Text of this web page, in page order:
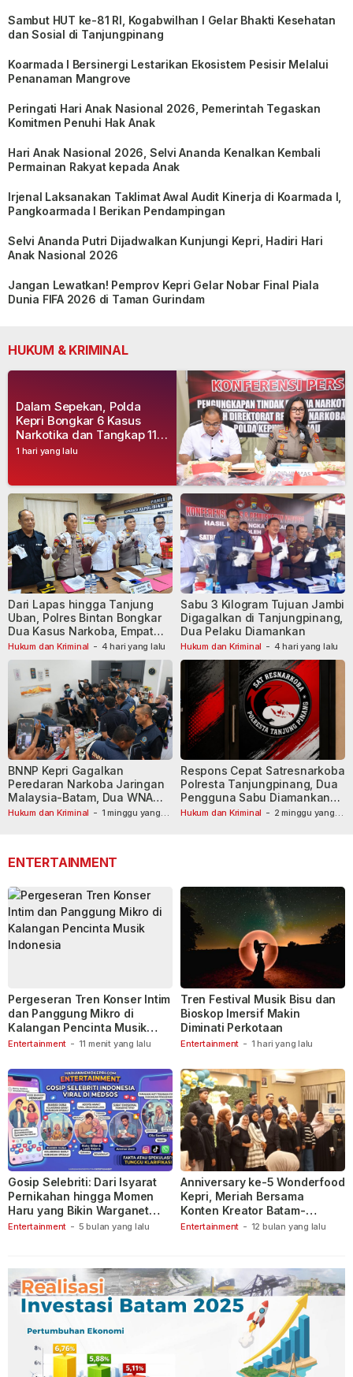
Sambut HUT ke-81 RI, Kogabwilhan I Gelar Bhakti Kesehatan
dan Sosial di Tanjungpinang
Koarmada I Bersinergi Lestarikan Ekosistem Pesisir Melalui
Penanaman Mangrove
Peringati Hari Anak Nasional 2026, Pemerintah Tegaskan
Komitmen Penuhi Hak Anak
Hari Anak Nasional 2026, Selvi Ananda Kenalkan Kembali
Permainan Rakyat kepada Anak
Irjenal Laksanakan Taklimat Awal Audit Kinerja di Koarmada I,
Pangkoarmada I Berikan Pendampingan
Selvi Ananda Putri Dijadwalkan Kunjungi Kepri, Hadiri Hari
Anak Nasional 2026
Jangan Lewatkan! Pemprov Kepri Gelar Nobar Final Piala
Dunia FIFA 2026 di Taman Gurindam
HUKUM & KRIMINAL
1 hari yang lalu
Dalam Sepekan, Polda
Kepri Bongkar 6 Kasus
Narkotika dan Tangkap 11
Tersangka
Hukum dan Kriminal - 4 hari yang lalu
Dari Lapas hingga Tanjung
Uban, Polres Bintan Bongkar
Dua Kasus Narkoba, Empat
Tersangka Dibekuk
Hukum dan Kriminal - 4 hari yang lalu
Sabu 3 Kilogram Tujuan Jambi
Digagalkan di Tanjungpinang,
Dua Pelaku Diamankan
Hukum dan Kriminal - 1 minggu yang
BNNP Kepri Gagalkan
Peredaran Narkoba Jaringan
Malaysia-Batam, Dua WNA
Masih Diburu
Hukum dan Kriminal - 2 minggu yang
Respons Cepat Satresnarkoba
Polresta Tanjungpinang, Dua
Pengguna Sabu Diamankan
Usai Dilaporkan ke Call Center
ENTERTAINMENT
Entertainment - 11 menit yang lalu
Pergeseran Tren Konser Intim
dan Panggung Mikro di
Kalangan Pencinta Musik
Indonesia
Entertainment - 1 hari yang lalu
Tren Festival Musik Bisu dan
Bioskop Imersif Makin
Diminati Perkotaan
Entertainment - 5 bulan yang lalu
Gosip Selebriti: Dari Isyarat
Pernikahan hingga Momen
Haru yang Bikin Warganet
Berspekulasi
Entertainment - 12 bulan yang lalu
Anniversary ke-5 Wonderfood
Kepri, Meriah Bersama
Konten Kreator Batam-
Tanjungpinang